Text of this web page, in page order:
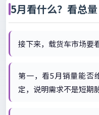
5月看什么？看总
接下来，载货车市场要
第一，看5月销量能否
定，说明需求不是短期